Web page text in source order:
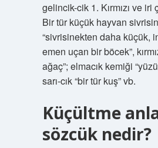
gelincik-cik 1. Kırmızı ve
Bir tür küçük hayvan
“sivrisinekten daha küçük,
emen uçan bir böcek”,
ağaç”; elmacık kemiği
sarı-cık “bir tür kuş” vb.
Küçültme
sözcük nedir?